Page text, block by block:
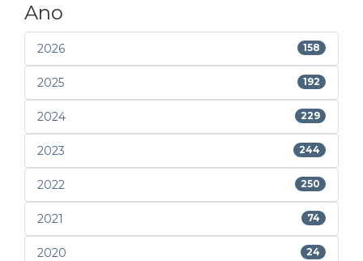
Ano
2026 158
2025 192
2024 229
2023 244
2022 250
2021 74
2020 24